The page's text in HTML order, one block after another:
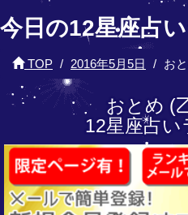
今日の12星座占
TOP 2016年5月5日 お
おとめ (
12星座占